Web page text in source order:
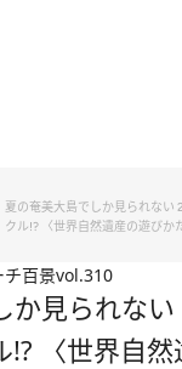
夏の奄美大島でしか見られない
クル!? 〈世界自然遺産の遊びか
チ百景vol.310
か見られな
!? 〈世界自